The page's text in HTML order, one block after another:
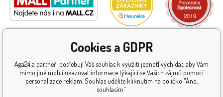
Cookies a GDPR
Aga24 a partneři potřebují Váš souhlas k využití jednotlivých dat, aby Vám
mimo jiné mohli ukazovat informace týkající se Vašich zájmů pomocí
personalizace reklam. Souhlas udělíte kliknutím na políčko "Ano,
souhlasím".